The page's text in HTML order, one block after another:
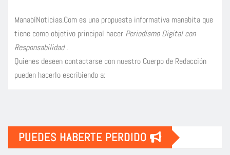
ManabíNoticias.Com es una propuesta informativa manabita que
tiene como objetivo principal hacer Periodismo Digital con
Responsabilidad.
Quienes deseen contactarse con nuestro Cuerpo de Redacción
pueden hacerlo escribiendo a:
PUEDES HABERTE PERDIDO